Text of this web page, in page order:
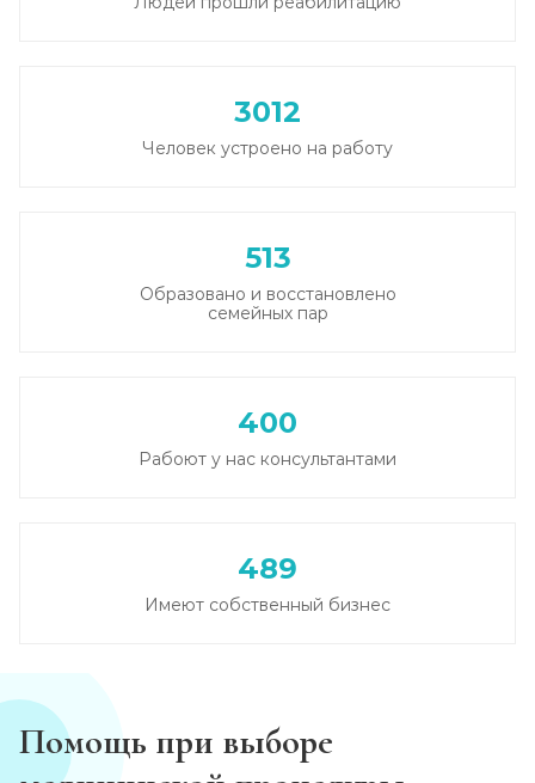
3012
Человек устроено на работу
513
Образовано и восстановлено
семейных пар
400
Рабоют у нас консультантами
489
Имеют собственный бизнес
Помощь при выборе